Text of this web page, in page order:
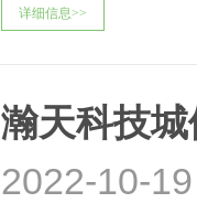
详细信息>>
瀚天科技
2022-10-19